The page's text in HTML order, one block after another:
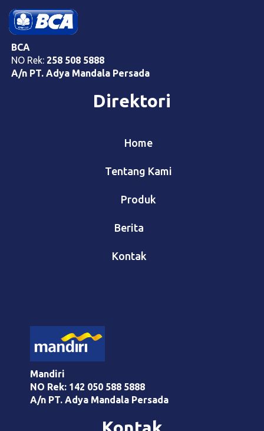
BCA
NO Rek: 258 508 5888
A/n PT. Adya Mandala Persada
Direktori
Home
Tentang Kami
Produk
Berita
Kontak
Mandiri
NO Rek: 142 050 588 5888
A/n PT. Adya Mandala Persada